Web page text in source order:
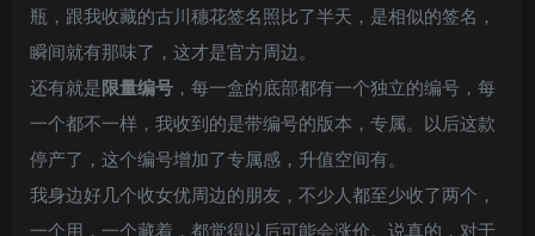
瓶，跟我收藏的古川穗花签名照比了半天，是相似的签名，
瞬间就有那味了，这才是官方周边。
还有就是限量编号 ，每一盒的底部都有一个独立的编号，每
一个都不一样，我收到的是带编号的版本，专属。以后这款
停产了，这个编号增加了专属感，升值空间有。
我身边好几个收女优周边的朋友，不少人都至少收了两个，
一个用，一个藏着，都觉得以后可能会涨价。说真的，对于